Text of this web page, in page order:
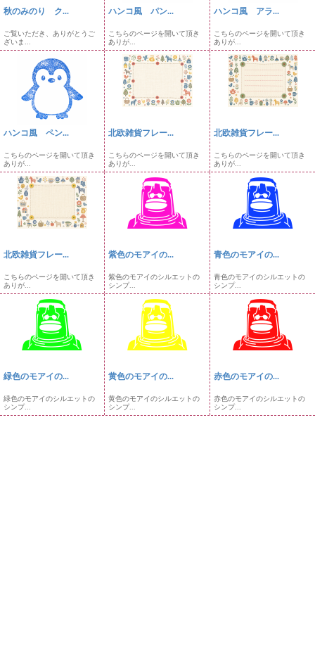
秋のみのり ク...
ご覧いただき、ありがとうご
ざいま...
ハンコ風 パン...
こちらのページを開いて頂き
ありが...
ハンコ風 アラ...
こちらのページを開いて頂き
ありが...
ハンコ風 ペン...
こちらのページを開いて頂き
ありが...
北欧雑貨フレー...
こちらのページを開いて頂き
ありが...
北欧雑貨フレー...
こちらのページを開いて頂き
ありが...
北欧雑貨フレー...
こちらのページを開いて頂き
ありが...
紫色のモアイの...
紫色のモアイのシルエットの
シンプ...
青色のモアイの...
青色のモアイのシルエットの
シンプ...
緑色のモアイの...
緑色のモアイのシルエットの
シンプ...
黄色のモアイの...
黄色のモアイのシルエットの
シンプ...
赤色のモアイの...
赤色のモアイのシルエットの
シンプ...